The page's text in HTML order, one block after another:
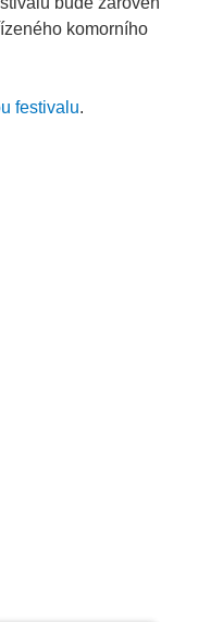
komorního
festivalu.